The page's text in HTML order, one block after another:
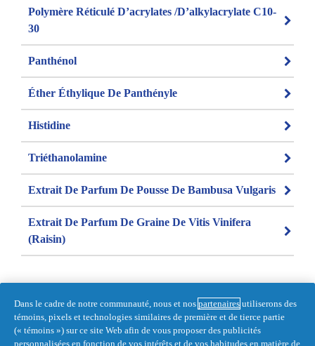
Polymère Réticulé D’acrylates /d’alkylacrylate C10-
30
Panthénol
Éther Éthylique De Panthényle
Histidine
Triéthanolamine
Extrait De Parfum De Pousse De Bambusa Vulgaris
Extrait De Parfum De Graine De Vitis Vinifera
(raisin)
Dernière mise à jour 2021-04-15 by
Dans le cadre de notre communauté, nous et nos partenaires utiliserons des
témoins, pixels et technologies similaires de première et de tierce partie
(« témoins ») sur ce site Web afin de vous proposer des publicités
personnalisées en fonction de vos intérêts et de vos habitudes en matière de